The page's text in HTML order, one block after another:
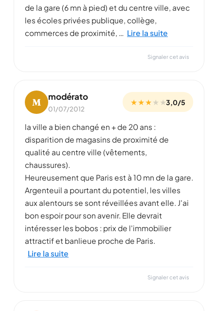
de la gare (6 mn à pied) et du centre ville, avec
les écoles privées publique, collège,
commerces de proximité, … Lire la suite
Signaler cet avis
M modérato
01/07/2012
★ ★ ★★ ★3,0/5
la ville a bien changé en + de 20 ans :
disparition de magasins de proximité de
qualité au centre ville (vêtements,
chaussures).
Heureusement que Paris est à 10 mn de la gare.
Argenteuil a pourtant du potentiel, les villes
aux alentours se sont réveillées avant elle. J'ai
bon espoir pour son avenir. Elle devrait
intéresser les bobos : prix de l'immobilier
attractif et banlieue proche de Paris.
Lire la suite
Signaler cet avis